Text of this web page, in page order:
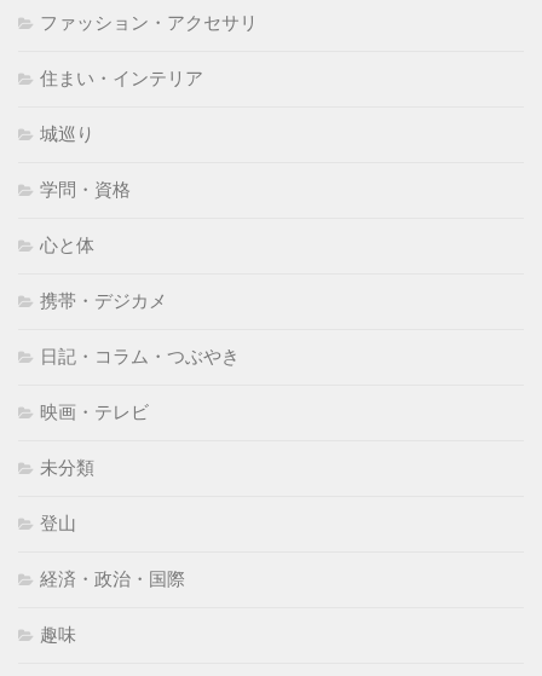
ファッション・アクセサリ
住まい・インテリア
城巡り
学問・資格
心と体
携帯・デジカメ
日記・コラム・つぶやき
映画・テレビ
未分類
登山
経済・政治・国際
趣味